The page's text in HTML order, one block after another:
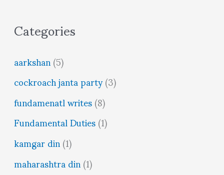
Categories
aarkshan(5)
cockroach janta party(3)
fundamenatl writes(8)
Fundamental Duties(1)
kamgar din(1)
maharashtra din(1)